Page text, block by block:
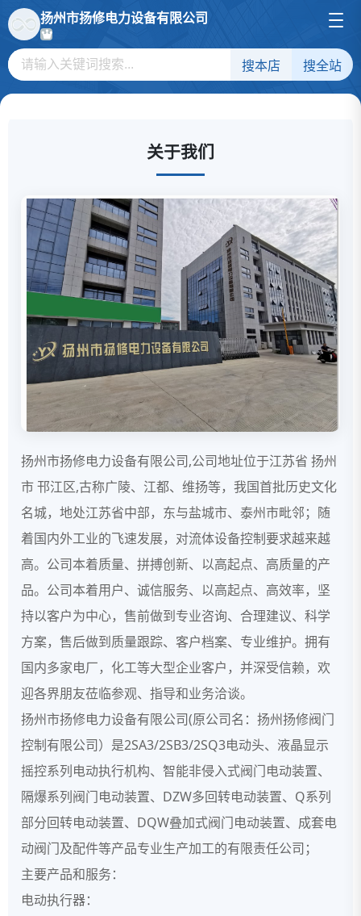
扬州市扬修电力设备有限公司
搜本店 搜全站
关于我们
扬州市扬修电力设备有限公司,公司地址位于江苏省 扬州
市 邗江区,古称广陵、江都、维扬等，我国首批历史文化
名城，地处江苏省中部，东与盐城市、泰州市毗邻；随
着国内外工业的飞速发展，对流体设备控制要求越来越
高。公司本着质量、拼搏创新、以高起点、高质量的产
品。公司本着用户、诚信服务、以高起点、高效率，坚
持以客户为中心，售前做到专业咨询、合理建议、科学
方案，售后做到质量跟踪、客户档案、专业维护。拥有
国内多家电厂，化工等大型企业客户，并深受信赖，欢
迎各界朋友莅临参观、指导和业务洽谈。
扬州市扬修电力设备有限公司(原公司名：扬州扬修阀门
控制有限公司）是2SA3/2SB3/2SQ3电动头、液晶显示
摇控系列电动执行机构、智能非侵入式阀门电动装置、
隔爆系列阀门电动装置、DZW多回转电动装置、Q系列
部分回转电动装置、DQW叠加式阀门电动装置、成套电
动阀门及配件等产品专业生产加工的有限责任公司；
主要产品和服务：
电动执行器：